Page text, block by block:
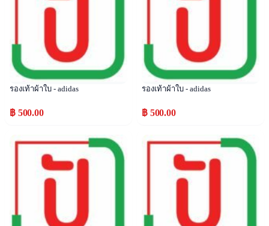
รองเท้าผ้าใบ - adidas
฿ 500.00
รองเท้าผ้าใบ - adidas
฿ 500.00
Popular Popular